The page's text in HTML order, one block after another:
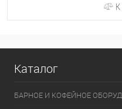
Каталог
БАРНОЕ И КОФЕЙНОЕ